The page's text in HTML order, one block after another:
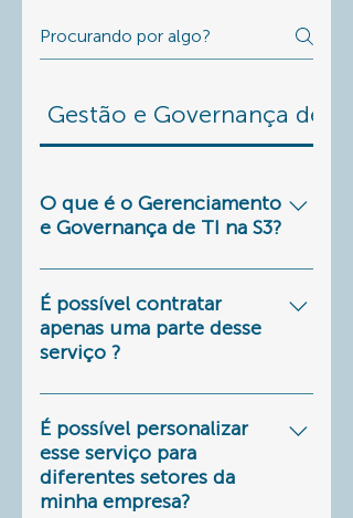
Gestão e Governança de TI
O que é o Gerenciamento
e Governança de TI na S3?
É uma solução que tem uma
aplicação chamada s3insight
que é responsável por
gerenciar todos os
projetos e muito mais, e
entrega não somente o
s3insight, mas, junto a ele
É possível contratar
apenas uma parte desse
serviço ?
Sim, porem sua eficiência só
é totalmente garantida se
todas as soluções sejam
juntamente ativadas e
gerenciadas.
É possível personalizar
esse serviço para
diferentes setores da
minha empresa?